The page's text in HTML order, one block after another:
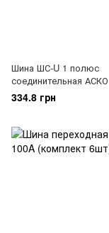
Шина ШС-U 1 полюс
соединительная АСКО
334.8 грн